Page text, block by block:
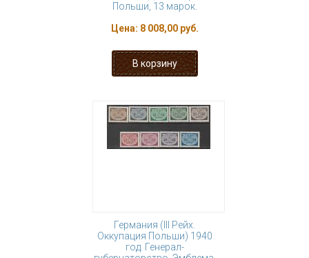
Польши, 13 марок.
Цена: 8 008,00 руб.
Германия (III Рейх.
Оккупация Польши) 1940
год. Генерал-